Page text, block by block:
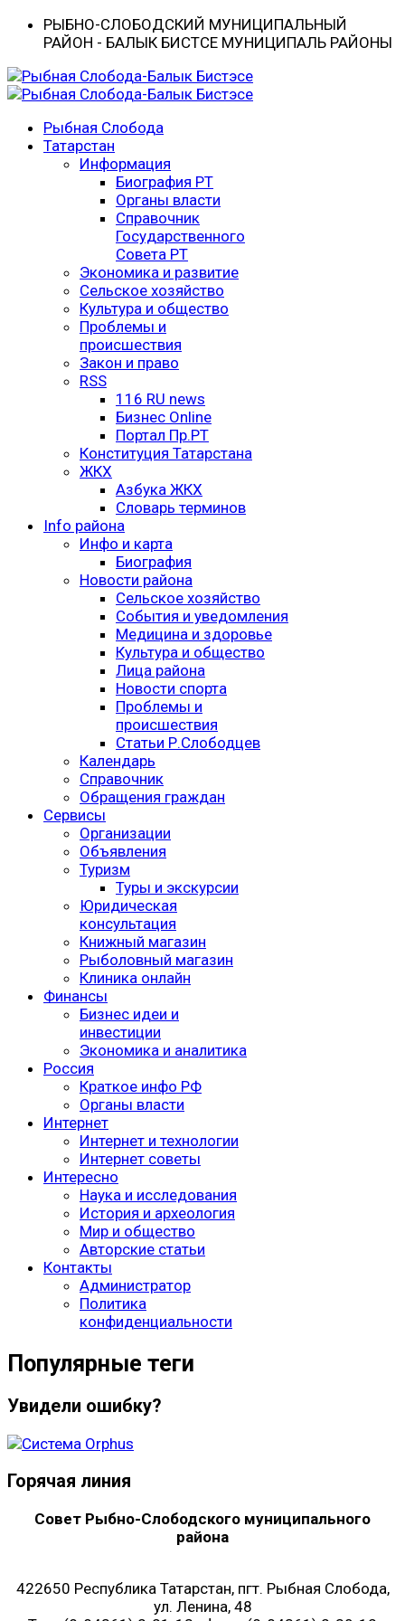
РЫБНО-CЛОБОДСКИЙ МУНИЦИПАЛЬНЫЙ
РАЙОН - БАЛЫК БИСТӘСЕ МУНИЦИПАЛЬ РАЙОНЫ
Рыбная Слобода
Татарстан
Информация
Биография РТ
Органы власти
Справочник
Государственного
Совета РТ
Экономика и развитие
Сельское хозяйство
Культура и общество
Проблемы и
происшествия
Закон и право
RSS
116 RU news
Бизнес Online
Портал Пр.РТ
Конституция Татарстана
ЖКХ
Азбука ЖКХ
Словарь терминов
Info района
Инфо и карта
Биография
Новости района
Сельское хозяйство
События и уведомления
Медицина и здоровье
Культура и общество
Лица района
Новости спорта
Проблемы и
происшествия
Статьи Р.Слободцев
Календарь
Справочник
Обращения граждан
Сервисы
Организации
Объявления
Туризм
Туры и экскурсии
Юридическая
консультация
Книжный магазин
Рыболовный магазин
Клиника онлайн
Финансы
Бизнес идеи и
инвестиции
Экономика и аналитика
Россия
Краткое инфо РФ
Органы власти
Интернет
Интернет и технологии
Интернет советы
Интересно
Наука и исследования
История и археология
Мир и общество
Авторские статьи
Контакты
Администратор
Политика
конфиденциальности
Популярные теги
Увидели ошибку?
Горячая линия
Совет Рыбно-Слободского муниципального
района
422650 Республика Татарстан, пгт. Рыбная Слобода,
ул. Ленина, 48